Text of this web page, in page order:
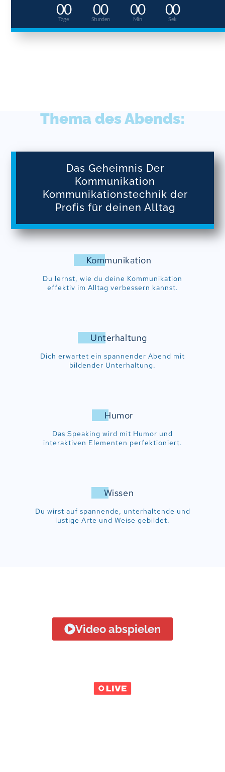
00
Tage
00
Stunden
00
Min
00
Sek
Thema des Abends:
Das Geheimnis Der
Kommunikation
Kommunikationstechnik der
Profis für deinen Alltag
Kommunikation
Du lernst, wie du deine Kommunikation
effektiv im Alltag verbessern kannst.
Unterhaltung
Dich erwartet ein spannender Abend mit
bildender Unterhaltung.
Humor
Das Speaking wird mit Humor und
interaktiven Elementen perfektioniert.
Wissen
Du wirst auf spannende, unterhaltende und
lustige Arte und Weise gebildet.
Video abspielen